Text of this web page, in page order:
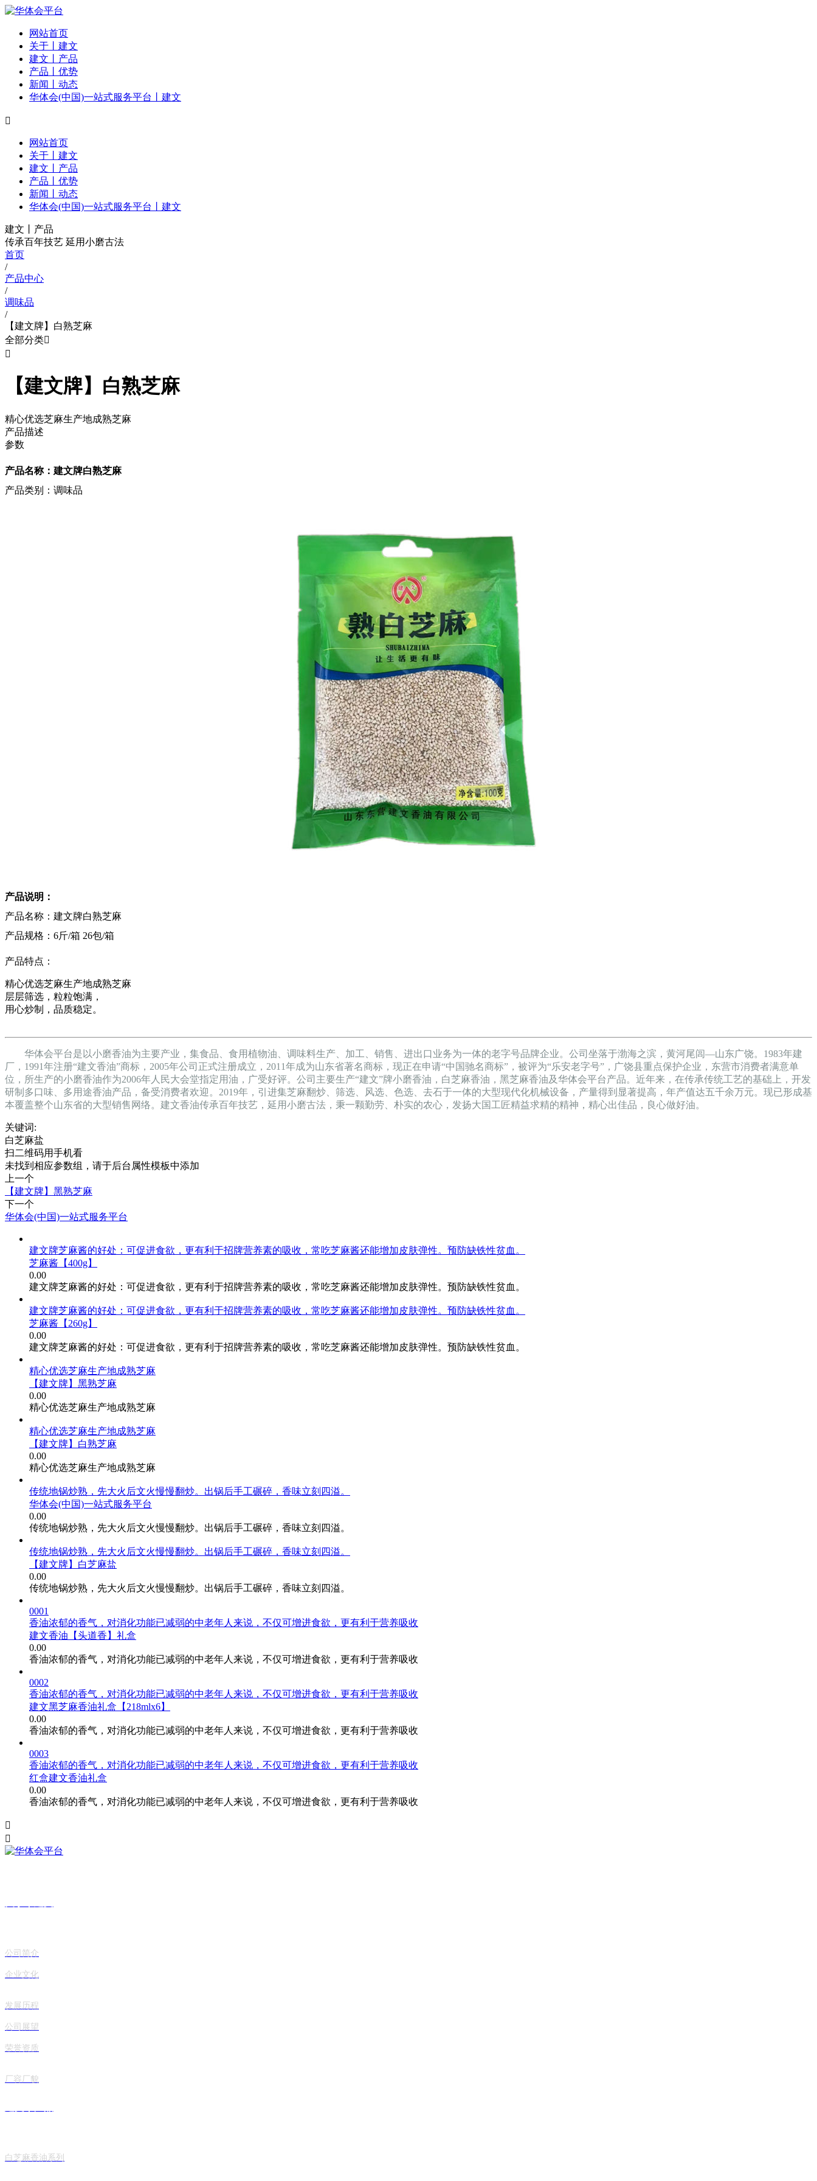
网站首页
关于丨建文
建文丨产品
产品丨优势
新闻丨动态
华体会(中国)一站式服务平台丨建文

网站首页
关于丨建文
建文丨产品
产品丨优势
新闻丨动态
华体会(中国)一站式服务平台丨建文
建文丨产品
传承百年技艺 延用小磨古法
首页
/
产品中心
/
调味品
/
【建文牌】白熟芝麻
全部分类

【建文牌】白熟芝麻
精心优选芝麻生产地成熟芝麻
产品描述
参数
产品名称：建文牌白熟芝麻
产品类别：调味品
产品说明：
产品名称：建文牌白熟芝麻
产品规格：6斤/箱 26包/箱
产品特点：
精心优选芝麻生产地成熟芝麻
层层筛选，粒粒饱满，
用心炒制，品质稳定。
华体会平台是以小磨香油为主要产业，集食品、食用植物油、调味料生产、加工、销售、进出口业务为一体的老字号品牌企业。公司坐落于渤海之滨，黄河尾闾—山东广饶。1983年建
厂，1991年注册“建文香油”商标，2005年公司正式注册成立，2011年成为山东省著名商标，现正在申请“中国驰名商标”，被评为“乐安老字号”，广饶县重点保护企业，东营市消费者满意单
位，所生产的小磨香油作为2006年人民大会堂指定用油，广受好评。公司主要生产“建文”牌小磨香油，白芝麻香油，黑芝麻香油及华体会平台产品。近年来，在传承传统工艺的基础上，开发
研制多口味、多用途香油产品，备受消费者欢迎。2019年，引进集芝麻翻炒、筛选、风选、色选、去石于一体的大型现代化机械设备，产量得到显著提高，年产值达五千余万元。现已形成基
本覆盖整个山东省的大型销售网络。建文香油传承百年技艺，延用小磨古法，秉一颗勤劳、朴实的农心，发扬大国工匠精益求精的精神，精心出佳品，良心做好油。
关键词:
白芝麻盐
扫二维码用手机看
未找到相应参数组，请于后台属性模板中添加
上一个
【建文牌】黑熟芝麻
下一个
华体会(中国)一站式服务平台
建文牌芝麻酱的好处：可促进食欲，更有利于招牌营养素的吸收，常吃芝麻酱还能增加皮肤弹性。预防缺铁性贫血。
芝麻酱【400g】
0.00
建文牌芝麻酱的好处：可促进食欲，更有利于招牌营养素的吸收，常吃芝麻酱还能增加皮肤弹性。预防缺铁性贫血。
建文牌芝麻酱的好处：可促进食欲，更有利于招牌营养素的吸收，常吃芝麻酱还能增加皮肤弹性。预防缺铁性贫血。
芝麻酱【260g】
0.00
建文牌芝麻酱的好处：可促进食欲，更有利于招牌营养素的吸收，常吃芝麻酱还能增加皮肤弹性。预防缺铁性贫血。
精心优选芝麻生产地成熟芝麻
【建文牌】黑熟芝麻
0.00
精心优选芝麻生产地成熟芝麻
精心优选芝麻生产地成熟芝麻
【建文牌】白熟芝麻
0.00
精心优选芝麻生产地成熟芝麻
传统地锅炒熟，先大火后文火慢慢翻炒。出锅后手工碾碎，香味立刻四溢。
华体会(中国)一站式服务平台
0.00
传统地锅炒熟，先大火后文火慢慢翻炒。出锅后手工碾碎，香味立刻四溢。
传统地锅炒熟，先大火后文火慢慢翻炒。出锅后手工碾碎，香味立刻四溢。
【建文牌】白芝麻盐
0.00
传统地锅炒熟，先大火后文火慢慢翻炒。出锅后手工碾碎，香味立刻四溢。
0001
香油浓郁的香气，对消化功能已减弱的中老年人来说，不仅可增进食欲，更有利于营养吸收
建文香油【头道香】礼盒
0.00
香油浓郁的香气，对消化功能已减弱的中老年人来说，不仅可增进食欲，更有利于营养吸收
0002
香油浓郁的香气，对消化功能已减弱的中老年人来说，不仅可增进食欲，更有利于营养吸收
建文黑芝麻香油礼盒【218mlx6】
0.00
香油浓郁的香气，对消化功能已减弱的中老年人来说，不仅可增进食欲，更有利于营养吸收
0003
香油浓郁的香气，对消化功能已减弱的中老年人来说，不仅可增进食欲，更有利于营养吸收
红盒建文香油礼盒
0.00
香油浓郁的香气，对消化功能已减弱的中老年人来说，不仅可增进食欲，更有利于营养吸收


公司简介
企业文化
发展历程
公司展望
荣誉资质
厂容厂貌
白芝麻香油系列